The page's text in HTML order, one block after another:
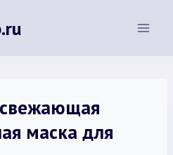
маска для